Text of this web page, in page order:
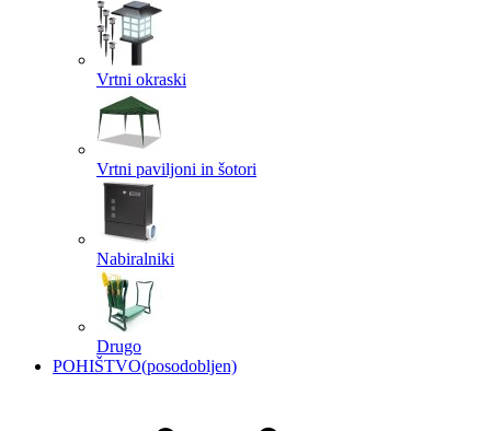
Vrtni okraski
Vrtni paviljoni in šotori
Nabiralniki
Drugo
POHIŠTVO(posodobljen)